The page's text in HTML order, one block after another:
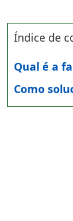
Índice de
Qual é a
Como